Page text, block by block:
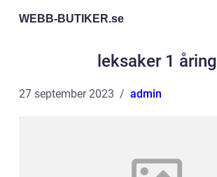
WEBB-BUTIKER.se
leksaker 1 åring
27 september 2023 admin